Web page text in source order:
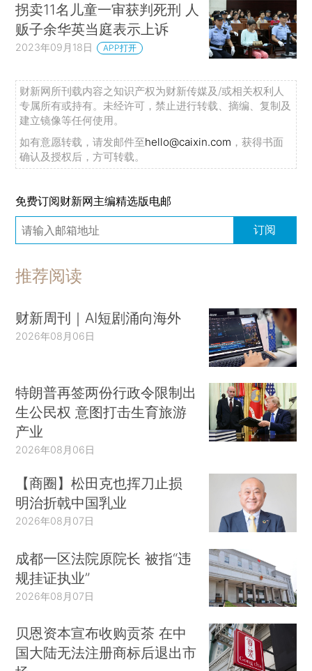
拐卖11名儿童一审获判死刑 人
贩子余华英当庭表示上诉
2023年09月18日 APP打开
财新网所刊载内容之知识产权为财新传媒及/或相关权利人
专属所有或持有。未经许可，禁止进行转载、摘编、复制及
建立镜像等任何使用。
如有意愿转载，请发邮件至hello@caixin.com ，获得书面
确认及授权后，方可转载。
免费订阅财新网主编精选版电邮
订阅
推荐阅读
财新周刊｜AI短剧涌向海外
2026年08月06日
特朗普再签两份行政令限制出
生公民权 意图打击生育旅游
产业
2026年08月06日
【商圈】松田克也挥刀止损
明治折戟中国乳业
2026年08月07日
成都一区法院原院长 被指“违
规挂证执业”
2026年08月07日
贝恩资本宣布收购贡茶 在中
国大陆无法注册商标后退出市